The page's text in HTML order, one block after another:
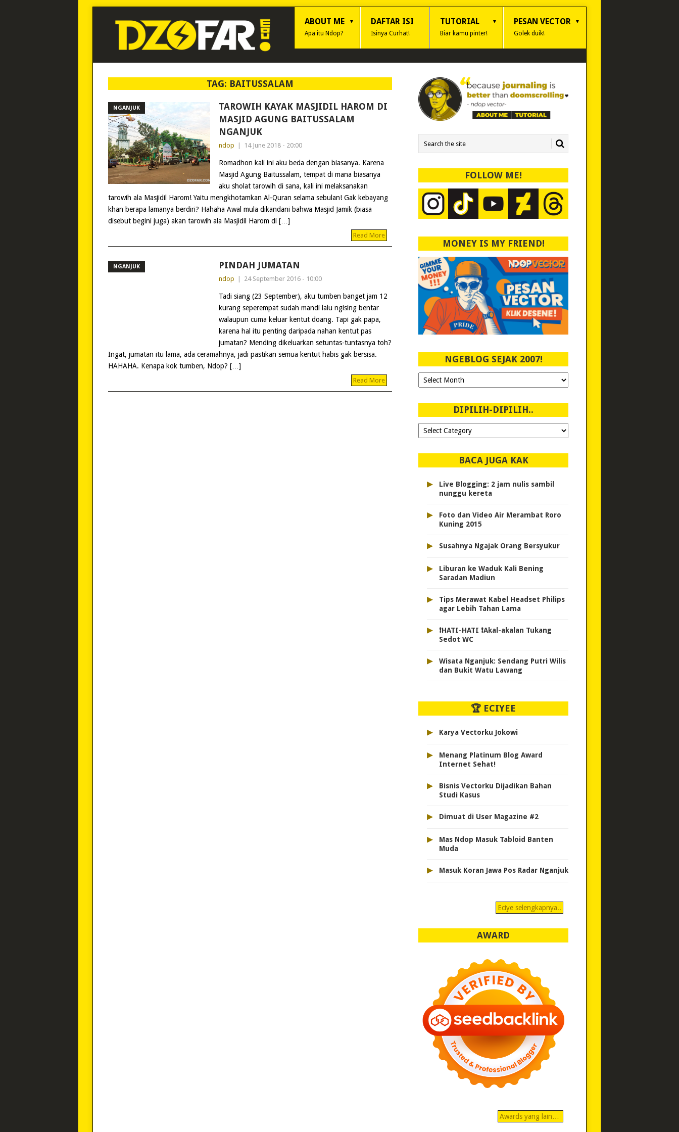
ABOUT ME
Apa itu Ndop?
DAFTAR ISI
Isinya Curhat!
TUTORIAL
Biar kamu pinter!
PESAN VECTOR
Golek duik!
TAG: BAITUSSALAM
NGANJUK
TAROWIH KAYAK MASJIDIL HAROM DI
MASJID AGUNG BAITUSSALAM
NGANJUK
ndop 14 June 2018 - 20:00
Romadhon kali ini aku beda dengan biasanya. Karena
Masjid Agung Baitussalam, tempat di mana biasanya
aku sholat tarowih di sana, kali ini melaksanakan
tarowih ala Masjidil Harom! Yaitu mengkhotamkan Al-Quran selama sebulan! Gak kebayang
khan berapa lamanya berdiri? Hahaha Awal mula dikandani bahwa Masjid Jamik (biasa
disebut begini juga) akan tarowih ala Masjidil Harom di […]
Read More
NGANJUK PINDAH JUMATAN
ndop 24 September 2016 - 10:00
Tadi siang (23 September), aku tumben banget jam 12
kurang seperempat sudah mandi lalu ngising bentar
walaupun cuma keluar kentut doang. Tapi gak papa,
karena hal itu penting daripada nahan kentut pas
jumatan? Mending dikeluarkan setuntas-tuntasnya toh?
Ingat, jumatan itu lama, ada ceramahnya, jadi pastikan semua kentut habis gak bersisa.
HAHAHA. Kenapa kok tumben, Ndop? […]
Read More
FOLLOW ME!
MONEY IS MY FRIEND!
NGEBLOG SEJAK 2007!
Ngeblog
Sejak
DIPILIH-DIPILIH..
Dipilih-
dipilih..
BACA JUGA KAK
▸
Live Blogging: 2 jam nulis sambil
nunggu kereta
▸
Foto dan Video Air Merambat Roro
Kuning 2015
▸ Susahnya Ngajak Orang Bersyukur
▸
Liburan ke Waduk Kali Bening
Saradan Madiun
▸
Tips Merawat Kabel Headset Philips
agar Lebih Tahan Lama
▸
❗HATI-HATI ❗Akal-akalan Tukang
Sedot WC
▸
Wisata Nganjuk: Sendang Putri Wilis
dan Bukit Watu Lawang
🏆 ECIYEE
▸ Karya Vectorku Jokowi
▸
Menang Platinum Blog Award
Internet Sehat!
▸
Bisnis Vectorku Dijadikan Bahan
Studi Kasus
▸ Dimuat di User Magazine #2
▸
Mas Ndop Masuk Tabloid Banten
Muda
▸ Masuk Koran Jawa Pos Radar Nganjuk
Eciye selengkapnya..
AWARD
Awards yang lain…